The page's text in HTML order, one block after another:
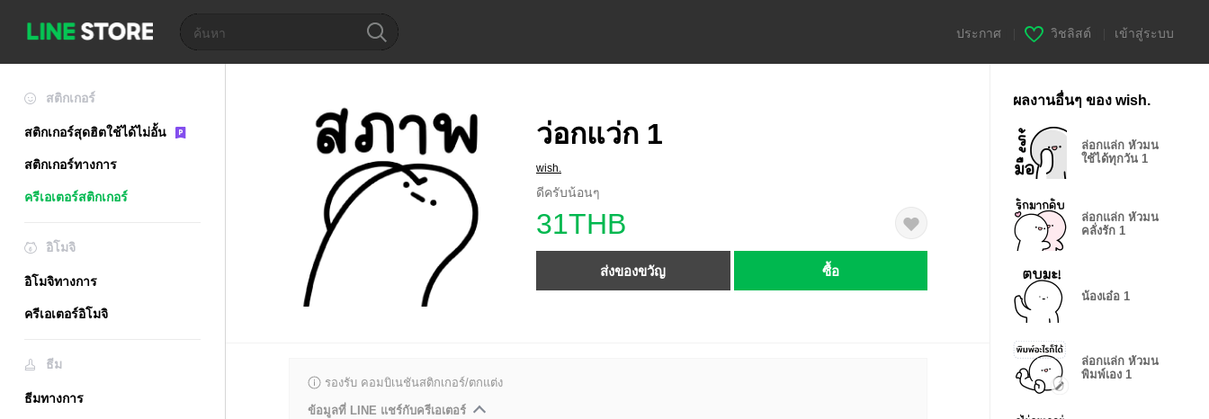
ประกาศ วิชลิสต์ เข้าสู่ระบบ
สติกเกอร์
สติกเกอร์สุดฮิตใช้ได้ไม่อั้น
สติกเกอร์ทางการ
ครีเอเตอร์สติกเกอร์
อิโมจิ
อิโมจิทางการ
ครีเอเตอร์อิโมจิ
ธีม
ธีมทางการ
ว่อกแว่ก 1
wish.
ดีครับน้อนๆ
31THB
ส่งของขวัญ ซื้อ
รองรับ คอมบิเนชันสติกเกอร์/ตกแต่ง
ข้อมูลที่ LINE แชร์กับครีเอเตอร์
ผลงานอื่นๆ ของ wish.
ล่อกแล่ก หัวมน
ใช้ได้ทุกวัน 1
ล่อกแล่ก หัวมน
คลั่งรัก 1
น้องเอ๋อ 1
ล่อกแล่ก หัวมน
พิมพ์เอง 1